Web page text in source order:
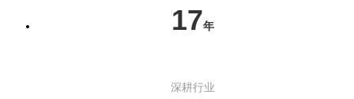
17年
深耕行业